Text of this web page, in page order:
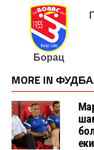
Борац
MORE IN